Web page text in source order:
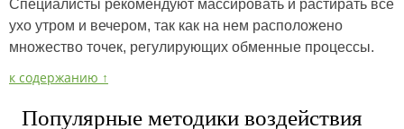
Специалисты рекомендуют массировать и растирать все
ухо утром и вечером, так как на нем расположено
множество точек, регулирующих обменные процессы.
к содержанию ↑
Популярные методики воздействия